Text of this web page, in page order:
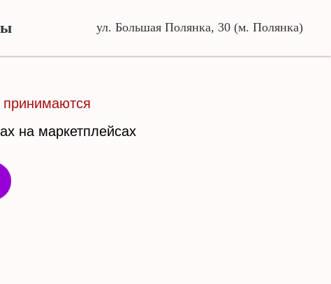
ул. Большая Полянка, 30 (м. Полянка)
принимаются
на маркетплейсах